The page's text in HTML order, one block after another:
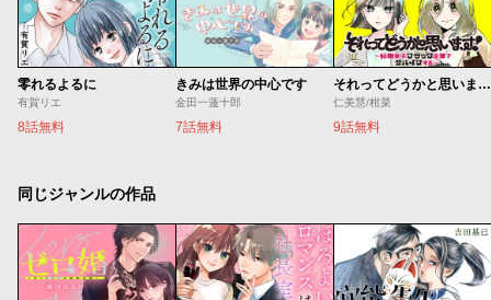
零れるよるに
有賀リエ
8話無料
きみは世界の中心です
金田一蓮十郎
7話無料
それってどうかと思います！～転職女子、ブラック企業でサバイブする。～
仁美慧/柑菜
9話無料
同じジャンルの作品